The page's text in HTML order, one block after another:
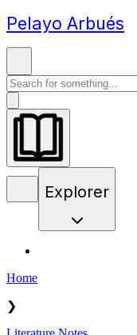
Pelayo Arbués
Explorer
Home
❯